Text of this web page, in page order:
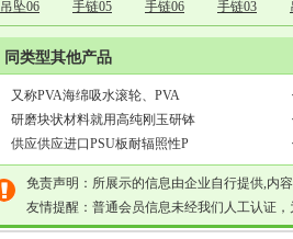
吊坠06
手链05 手链06 手链03
同类型其他产品
又称PVA海绵吸水滚轮、PVA
研磨块状材料就用高纯刚玉研钵
供应供应进口PSU板耐辐照性P
免责声明：所展示的信息由企业自行提供,内
友情提醒：普通会员信息未经我们人工认证